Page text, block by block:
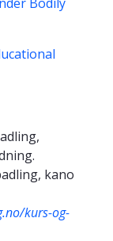
kano
kurs-og-